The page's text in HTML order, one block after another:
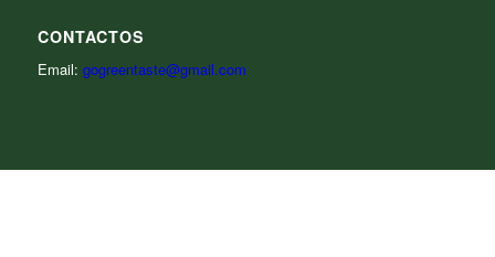
CONTACTOS
Email: gogreentaste@gmail.com